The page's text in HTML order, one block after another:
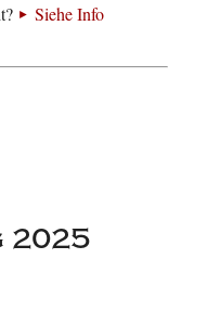
Siehe Info
2025